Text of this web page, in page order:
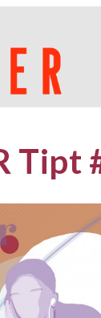
Tipt